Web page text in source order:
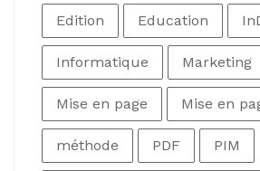
Edition Education
Informatique Marketing
Mise en page Mise en
méthode PDF PIM